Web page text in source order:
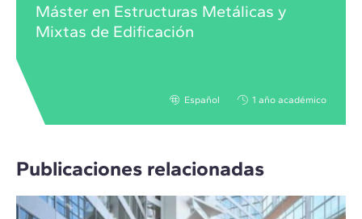
Máster en Estructuras Metálicas y
Mixtas de Edificación
Español 1 año académico
Publicaciones relacionadas